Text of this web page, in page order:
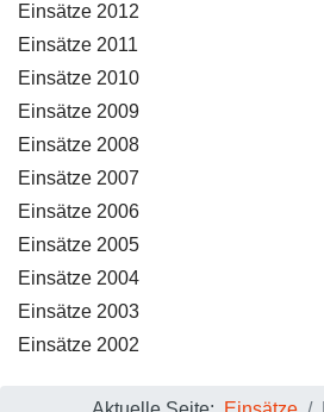
Einsätze 2012
Einsätze 2011
Einsätze 2010
Einsätze 2009
Einsätze 2008
Einsätze 2007
Einsätze 2006
Einsätze 2005
Einsätze 2004
Einsätze 2003
Einsätze 2002